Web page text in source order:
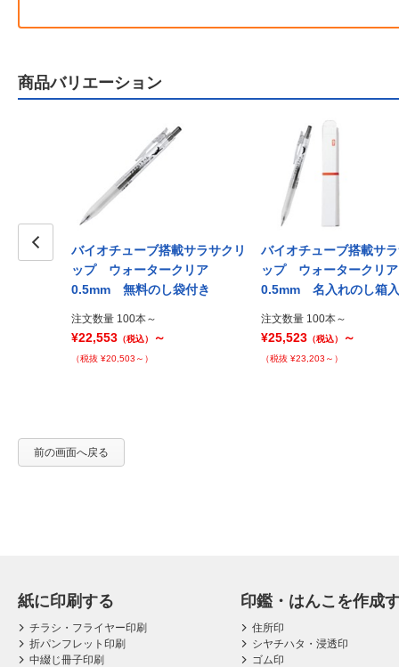
商品バリエーション
ラサクリ
バイオチューブ搭載サラサクリ
ップ ウォータークリア
0.5mm 無料のし袋付き
注文数量 100本～
¥22,553 （税込） ～
（税抜 ¥20,503～）
バイオチューブ搭載サ
ップ ウォータークリ
0.5mm 名入れのし箱
注文数量 100本～
¥25,523 （税込） ～
（税抜 ¥23,203～）
前の画面へ戻る
紙に印刷する
チラシ・フライヤー印刷
折パンフレット印刷
中綴じ冊子印刷
印鑑・はんこを作成
住所印
シヤチハタ・浸透印
ゴム印